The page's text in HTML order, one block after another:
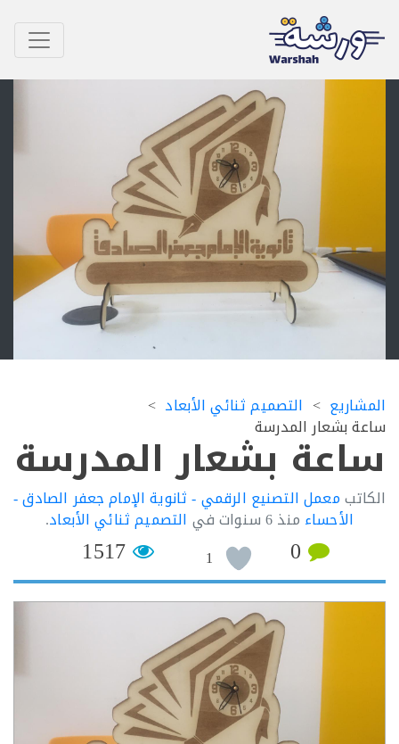
التصميم ثنائي الأبعاد
بشعار المدرسةبشعار المدرسة
معمل التصنيع الرقمي - ثانوية الإمام جعفر الصادق -
الأحساء منذ6 سنوات فيالتصميم ثنائي الأبعاد.
0
1
1517